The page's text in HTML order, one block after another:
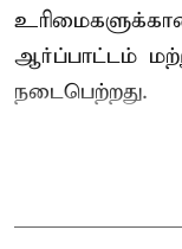
ஆர்ப்பாட்டம்
நடைபெற்றது.